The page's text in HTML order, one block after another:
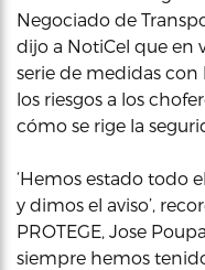
Negociado de
dijo a NotiCel que en
serie de medidas
los riesgos a los
cómo se rige la
‘Hemos estado todo
y dimos el aviso’,
PROTEGE, Jose
siempre hemos